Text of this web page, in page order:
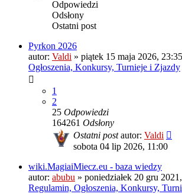
Odpowiedzi
Odsłony
Ostatni post
Pyrkon 2026
autor: Valdi » piątek 15 maja 2026, 23:35
Ogłoszenia, Konkursy, Turnieje i Zjazdy
1
2
25 Odpowiedzi
164261 Odsłony
Ostatni postautor: Valdi
sobota 04 lip 2026, 11:00
wiki.MagiaiMiecz.eu - baza wiedzy
autor: abubu » poniedziałek 20 gru
Regulamin, Ogłoszenia, Konkursy,